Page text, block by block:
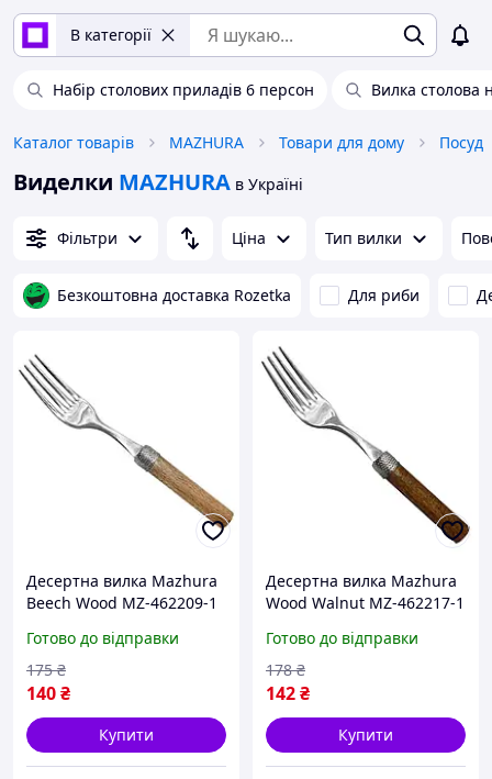
В категорії
Набір столових приладів 6 персон Вилка столова
Каталог товарів MAZHURA Товари для дому Посуд
Виделки MAZHURA в Україні
Фільтри Ціна Тип вилки
Безкоштовна доставка Rozetka Для риби
Десертна вилка Mazhura
Beech Wood MZ-462209-1
Готово до відправки
140₴
175 ₴
Купити
Десертна вилка Mazhura
Wood Walnut MZ-462217-1
Готово до відправки
142₴
178 ₴
Купити